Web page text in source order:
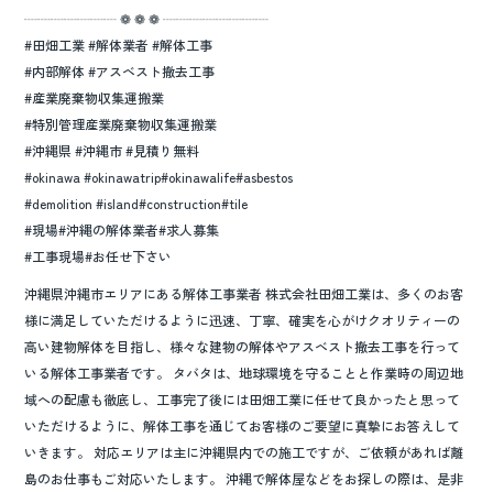
┈┈┈┈┈┈┈ ❁ ❁ ❁ ┈┈┈┈┈┈┈┈
#田畑工業 #解体業者 #解体工事
#内部解体 #アスベスト撤去工事
#産業廃棄物収集運搬業
#特別管理産業廃棄物収集運搬業
#沖縄県 #沖縄市 #見積り無料
#okinawa #okinawatrip#okinawalife#asbestos
#demolition #island#construction#tile
#現場#沖縄の解体業者#求人募集
#工事現場#お任せ下さい
沖縄県沖縄市エリアにある解体工事業者 株式会社田畑工業は、多くのお客
様に満足していただけるように迅速、丁寧、確実を心がけクオリティーの
高い建物解体を目指し、様々な建物の解体やアスベスト撤去工事を行って
いる解体工事業者です。 タバタは、地球環境を守ることと作業時の周辺地
域への配慮も徹底し、工事完了後には田畑工業に任せて良かったと思って
いただけるように、解体工事を通じてお客様のご要望に真摯にお答えして
いきます。 対応エリアは主に沖縄県内での施工ですが、ご依頼があれば離
島のお仕事もご対応いたします。 沖縄で解体屋などをお探しの際は、是非